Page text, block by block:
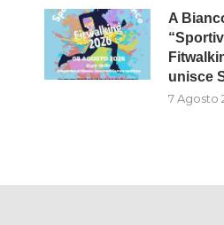
“LA...
7 Agosto 2026
A
unisce
7 Agosto